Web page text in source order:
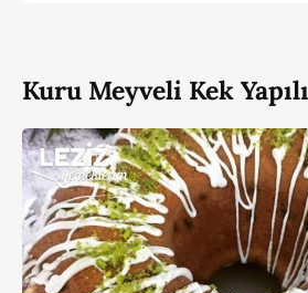
Kuru Meyveli Kek